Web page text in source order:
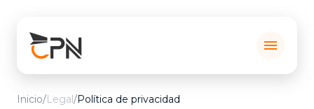
menu
Inicio/Legal/Política de privacidad